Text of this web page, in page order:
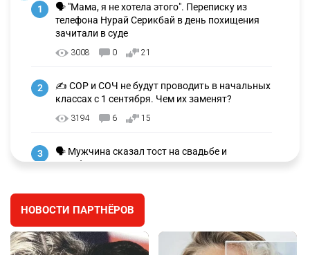
1
🗣 "Мама, я не хотела этого". Переписку из
телефона Нурай Серикбай в день похищения
зачитали в суде
3008 0 21
2
✍️ СОР и СОЧ не будут проводить в начальных
классах с 1 сентября. Чем их заменят?
3194 6 15
3
🗣 Мужчина сказал тост на свадьбе и
заработал уголовное дело
⚠️ Доброе утро, друзья! Предлагаем обзор
главных новостей за 4 августа
2738 0 1
НОВОСТИ ПАРТНЁРОВ